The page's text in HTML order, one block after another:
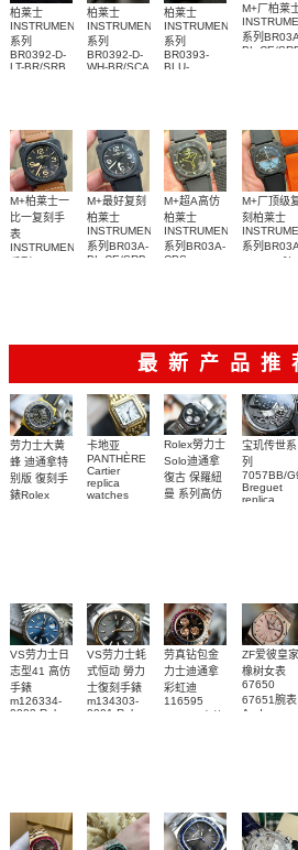
柏莱士
INSTRUMENTS
系列
BR0392-D-
LT-BR/SRB
柏莱士
INSTRUMENTS
系列
BR0392-D-
WH-BR/SCA
柏莱士
INSTRUMENTS
系列
BR0393-
BLU-
M+厂柏莱
系列
BL-CE/
M+柏莱士一
比一复刻手
表
INSTRUMENTS
M+最好复刻
柏莱士
INSTRUMENTS
系列BR03A-
BL-CE/SRB
M+超A高仿
柏莱士
INSTRUMENTS
系列BR03A-
CPS-
M+厂顶级
刻柏莱士
系列
最新产品推
劳力士大黄
蜂 迪通拿特
别版 復刻手
錶Rolex
卡地亚
PANTHÈRE
Cartier
replica
watches
Rolex勞力士
Solo迪通拿
復古 保羅紐
曼 系列高仿
宝玑传世系
列
7057BB/
Breguet
replica
VS劳力士日
志型41 高仿
手錶
m126334-
0002 Rolex
VS劳力士蚝
式恒动 勞力
士復刻手錶
m134303-
0001 Rolex
劳真钻包金
力士迪通拿
彩虹迪
116595
ZF爱彼皇家
橡树女表
67650
67651腕表
Audemars